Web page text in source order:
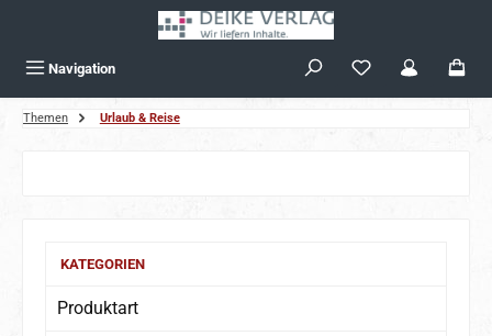
Navigation
Themen Urlaub & Reise
KATEGORIEN
Produktart